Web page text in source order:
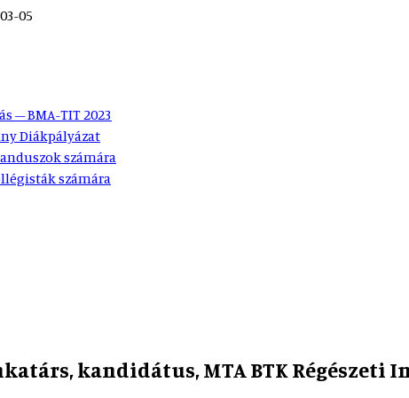
05
– BMA-TIT 2023
Diákpályázat
számára
számára
kandidátus, MTA BTK Régészeti